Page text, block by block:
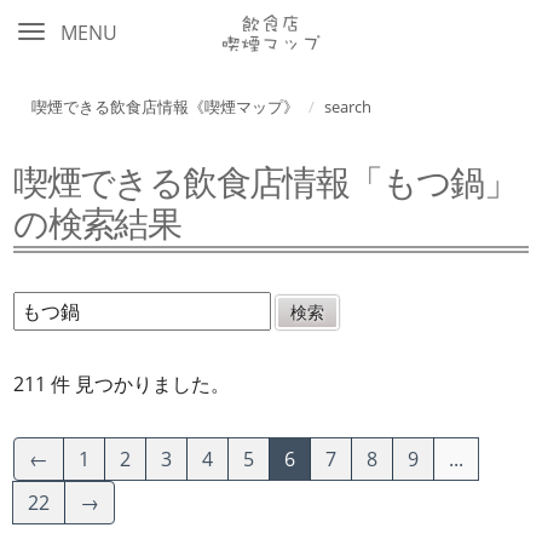
MENU
喫煙できる飲食店情報《喫煙マップ》 search
喫煙できる飲食店情報「もつ鍋」
の検索結果
211 件 見つかりました。
← 1 2 3 4 5 6 7 8 9
...
22
→